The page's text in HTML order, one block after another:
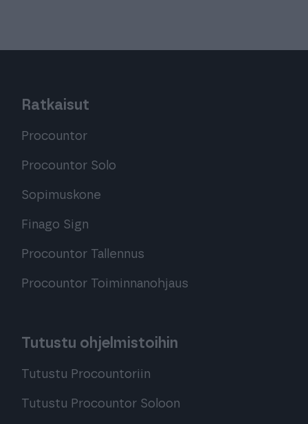
Ratkaisut
Procountor
Procountor Solo
Sopimuskone
Finago Sign
Procountor Tallennus
Procountor Toiminnanohjaus
Tutustu ohjelmistoihin
Tutustu Procountoriin
Tutustu Procountor Soloon